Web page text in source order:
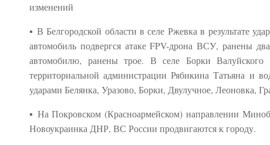
изменений
▪️ В Белгородской области в селе Ржевка в результате
автомобиль подвергся атаке FPV-дрона ВСУ, ранены
автомобилю, ранены трое. В селе Борки
территориальной администрации Рябикина Татьяна
ударами Белянка, Уразово, Борки, Двулучное, Леоновка,
▪️ На Покровском (Красноармейском) направлении
Новоукраинка ДНР, ВС России продвигаются к городу.